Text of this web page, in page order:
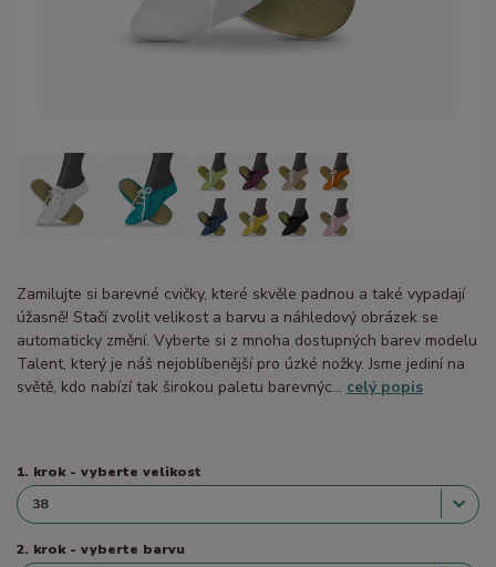
Zamilujte si barevné cvičky, které skvěle padnou a také vypadají
úžasně! Stačí zvolit velikost a barvu a náhledový obrázek se
automaticky změní. Vyberte si z mnoha dostupných barev modelu
Talent, který je náš nejoblíbenější pro úzké nožky. Jsme jediní na
světě, kdo nabízí tak širokou paletu barevnýc... celý popis
1. krok - vyberte velikost
2. krok - vyberte barvu